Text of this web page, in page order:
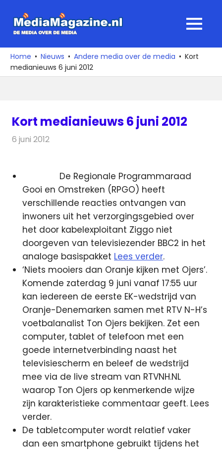
naar
media
over
de
MENU
Home Nieuws Andere media over de media
Kort
medianieuws 6 juni 2012
Kort medianieuws 6 juni 2012
6 juni 2012
De Regionale Programmaraad
Gooi en Omstreken (RPGO) heeft
verschillende reacties ontvangen van
inwoners uit het verzorgingsgebied over
het door kabelexploitant Ziggo niet
doorgeven van televisiezender BBC2 in het
analoge basispakket Lees verder.
‘Niets mooiers dan Oranje kijken met Ojers’.
Komende zaterdag 9 juni vanaf 17:55 uur
kan iedereen de eerste EK-wedstrijd van
Oranje-Denemarken samen met RTV N-H’s
voetbalanalist Ton Ojers bekijken. Zet een
computer, tablet of telefoon met een
goede internetverbinding naast het
televisiescherm en beleef de wedstrijd
mee via de live stream van RTVNH.NL
waarop Ton Ojers op kenmerkende wijze
zijn karakteristieke commentaar geeft. Lees
verder.
De tabletcomputer wordt relatief vaker
dan een smartphone gebruikt tijdens het